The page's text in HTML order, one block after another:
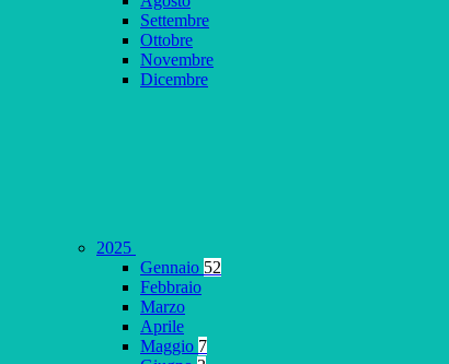
Settembre
Ottobre
Novembre
Dicembre
2025
Gennaio 52
Febbraio
Marzo
Aprile
Maggio 7